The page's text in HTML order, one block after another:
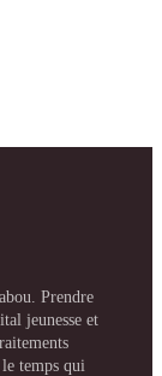
Prendre
jeunesse et
temps qui